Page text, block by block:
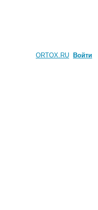
ORTOX.RU Войти